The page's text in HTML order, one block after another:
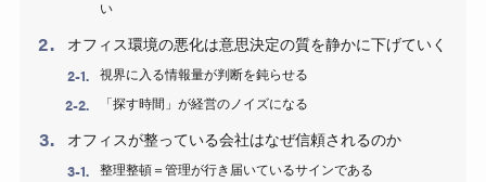
い
オフィス環境の悪化は意思決定の質を静かに下げていく
視界に入る情報量が判断を鈍らせる
「探す時間」が経営のノイズになる
オフィスが整っている会社はなぜ信頼されるのか
整理整頓＝管理が行き届いているサインである